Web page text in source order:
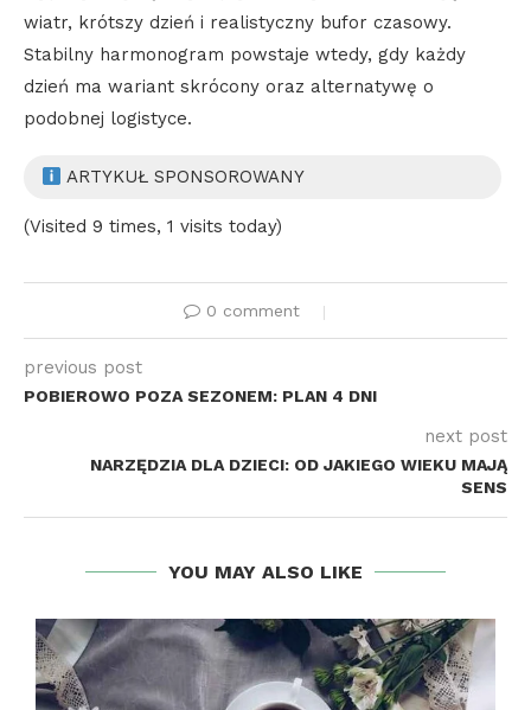
wiatr, krótszy dzień i realistyczny bufor czasowy.
Stabilny harmonogram powstaje wtedy, gdy każdy
dzień ma wariant skrócony oraz alternatywę o
podobnej logistyce.
ARTYKUŁ SPONSOROWANY
(Visited 9 times, 1 visits today)
0 comment
previous post
POBIEROWO POZA SEZONEM: PLAN 4 DNI
next post
NARZĘDZIA DLA DZIECI: OD JAKIEGO WIEKU MAJĄ
SENS
YOU MAY ALSO LIKE